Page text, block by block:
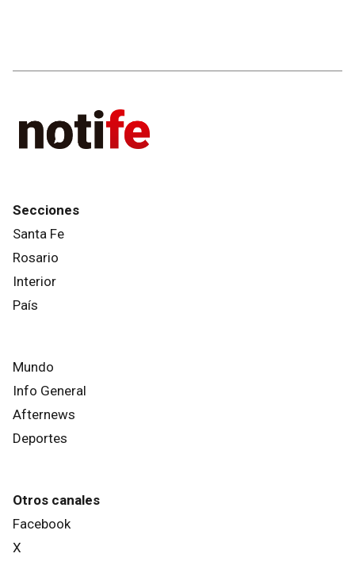
Secciones
Santa Fe
Rosario
Interior
País
Mundo
Info General
Afternews
Deportes
Otros canales
Facebook
X